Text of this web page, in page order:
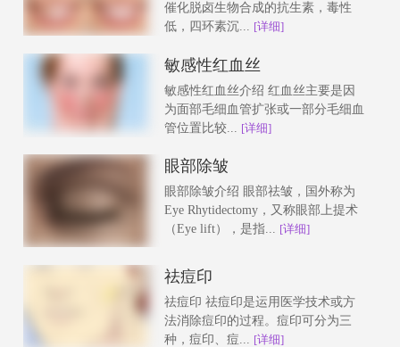
催化脱卤生物合成的抗生素，毒性
低，四环素沉... [详细]
敏感性红血丝
敏感性红血丝介绍 红血丝主要是因
为面部毛细血管扩张或一部分毛细血
管位置比较... [详细]
眼部除皱
眼部除皱介绍 眼部祛皱，国外称为
Eye Rhytidectomy，又称眼部上提术
（Eye lift），是指...
[详细]
祛痘印
祛痘印 祛痘印是运用医学技术或方
法消除痘印的过程。痘印可分为三
种，痘印、痘... [详细]